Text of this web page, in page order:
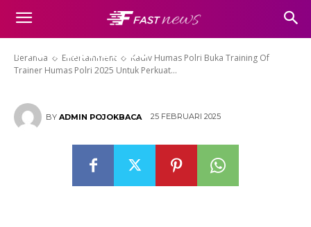
Beranda Entertainment
Kadiv Humas Polri Buka Training Of
Trainer Humas Polri 2025 Untuk Perkuat...
Training Of Trainer Humas Polri
2025 Untuk Perkuat
Profesionalitas
BY ADMIN POJOKBACA 25 FEBRUARI 2025